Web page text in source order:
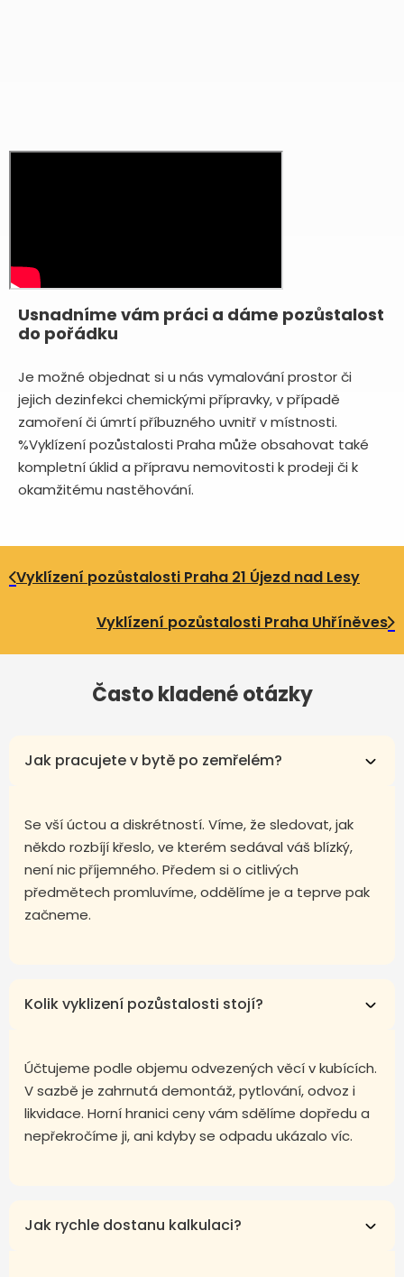
Usnadníme vám práci a dáme pozůstalost
do pořádku
Je možné objednat si u nás vymalování prostor či
jejich dezinfekci chemickými přípravky, v případě
zamoření či úmrtí příbuzného uvnitř v místnosti.
%Vyklízení pozůstalosti Praha může obsahovat také
kompletní úklid a přípravu nemovitosti k prodeji či k
okamžitému nastěhování.
Vyklízení pozůstalosti Praha 21 Újezd nad Lesy
Vyklízení pozůstalosti Praha Uhříněves
Často kladené otázky
Jak pracujete v bytě po zemřelém?
Se vší úctou a diskrétností. Víme, že sledovat, jak
někdo rozbíjí křeslo, ve kterém sedával váš blízký,
není nic příjemného. Předem si o citlivých
předmětech promluvíme, oddělíme je a teprve pak
začneme.
Kolik vyklizení pozůstalosti stojí?
Účtujeme podle objemu odvezených věcí v kubících.
V sazbě je zahrnutá demontáž, pytlování, odvoz i
likvidace. Horní hranici ceny vám sdělíme dopředu a
nepřekročíme ji, ani kdyby se odpadu ukázalo víc.
Jak rychle dostanu kalkulaci?